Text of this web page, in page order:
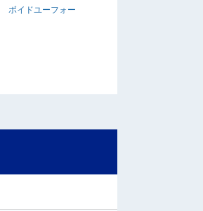
ボイドユーフォー